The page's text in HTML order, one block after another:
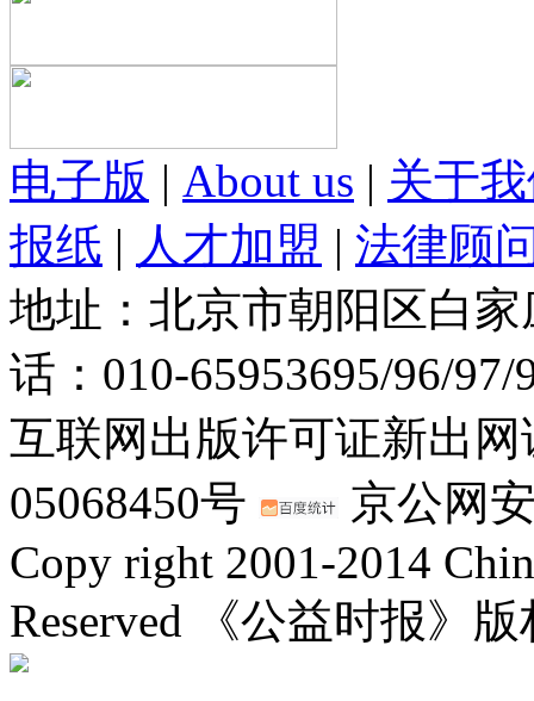
电子版 | About us | 关于
报纸 | 人才加盟 | 法律顾
地址：北京市朝阳区白
话：010-65953695/96/
互联网出版许可证新出
05068450号
京公网
Copy right 2001-2014
Reserved 《公益时报》